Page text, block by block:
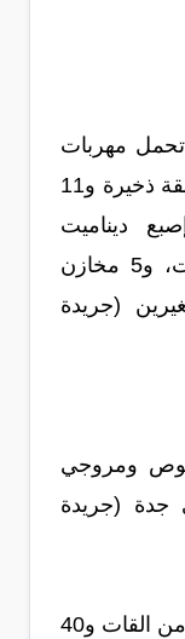
و175 سيارة تحمل مهربات
وإحباط محاولة تهريب 17.680 طلقة ذخيرة و11
سلاح متنوعة و2500 إصبع ديناميت
و2400 ربطة سلك تفجير ديناميت، و5 مخازن
(جريدة
ومروجي
جدة (جريدة
وفى جيزان: 381 ألف كيلوجرام من القات و40